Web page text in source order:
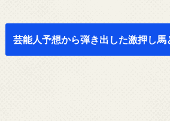
芸能人予想から弾き出した激押し